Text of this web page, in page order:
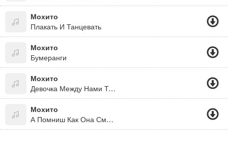
Мохито
Плакать И Танцевать
Мохито
Бумеранги
Мохито
Девочка Между Нами Тик Ток (2020)
Мохито
А Помниш Как Она Смеётся